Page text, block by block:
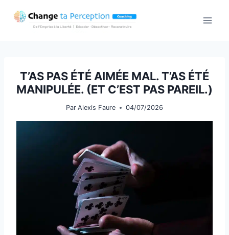
T’AS PAS ÉTÉ AIMÉE MAL. T’AS ÉTÉ
MANIPULÉE. (ET C’EST PAS PAREIL.)
Par Alexis Faure 04/07/2026